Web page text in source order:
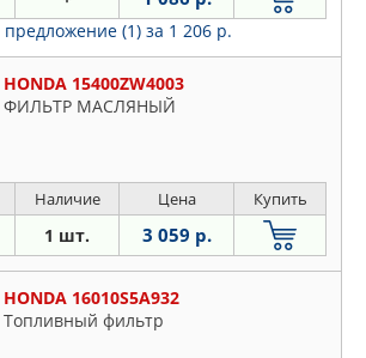
(1) за 1 206 р.
HONDA 15400ZW4003
ФИЛЬТР МАСЛЯНЫЙ
Наличие Цена Купить
1 шт. 3 059 р.
HONDA 16010S5A932
Топливный фильтр